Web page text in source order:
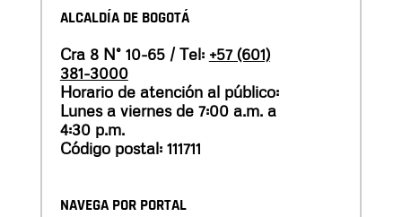
ALCALDÍA DE BOGOTÁ
Cra 8 N° 10-65 / Tel: +57 (601)
381-3000
Horario de atención al público:
Lunes a viernes de 7:00 a.m. a
4:30 p.m.
Código postal: 111711
NAVEGA POR PORTAL